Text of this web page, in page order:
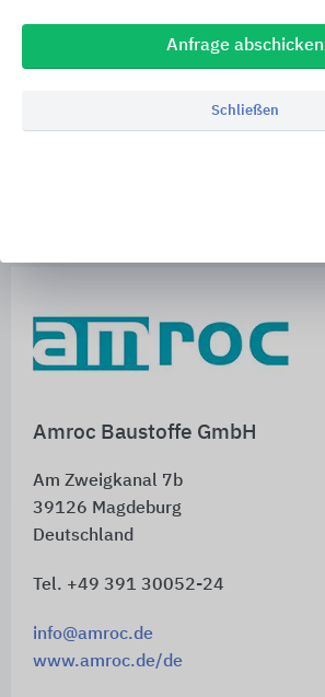
Amroc Baustoffe GmbH
Am Zweigkanal 7b
39126 Magdeburg
Deutschland
Tel. +49 391 30052-24
info@amroc.de
www.amroc.de/de
Anfrage abschicken
Schließen